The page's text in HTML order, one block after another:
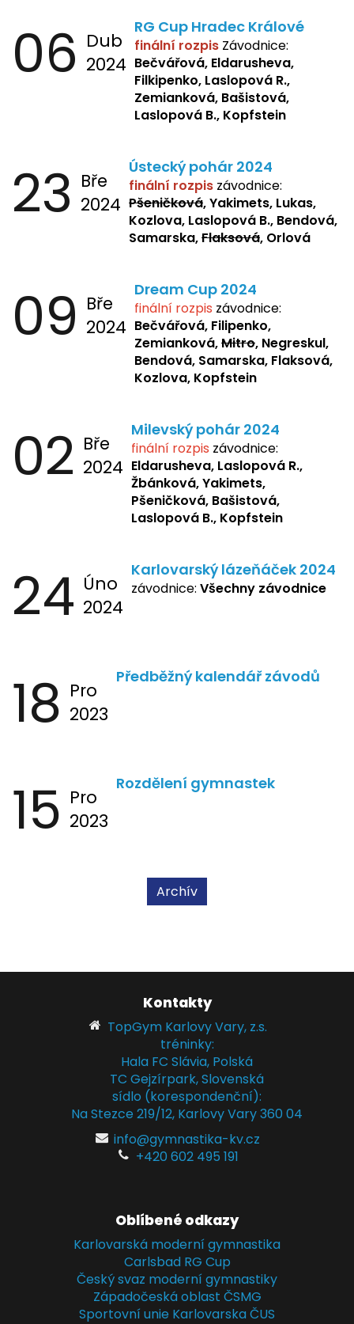
06 Dub
2024
RG Cup Hradec Králové
finální rozpis Závodnice:
Bečvářová, Eldarusheva,
Filkipenko, Laslopová R.,
Zemianková, Bašistová,
Laslopová B., Kopfstein
23 Bře
2024
Ústecký pohár 2024
finální rozpis závodnice:
Pšeničková, Yakimets, Lukas,
Kozlova, Laslopová B., Bendová,
Samarska,Flaksová, Orlová
09 Bře
2024
Dream Cup 2024
finální rozpis závodnice:
Bečvářová, Filipenko,
Zemianková,Mitro, Negreskul,
Bendová, Samarska, Flaksová,
Kozlova, Kopfstein
02 Bře
2024
Milevský pohár 2024
finální rozpis závodnice:
Eldarusheva, Laslopová R.,
Žbánková, Yakimets,
Pšeničková, Bašistová,
Laslopová B., Kopfstein
24 Úno
2024
Karlovarský lázeňáček 2024
závodnice: Všechny závodnice
18 Pro
2023
Předběžný kalendář závodů
15 Pro
2023
Rozdělení gymnastek
Archív
Kontakty
TopGym Karlovy Vary, z.s.
tréninky:
Hala FC Slávia, Polská
TC Gejzírpark, Slovenská
sídlo (korespondenční):
Na Stezce 219/12, Karlovy Vary 360 04
info@gymnastika-kv.cz
+420 602 495 191
Oblíbené odkazy
Karlovarská moderní gymnastika
Carlsbad RG Cup
Český svaz moderní gymnastiky
Západočeská oblast ČSMG
Sportovní unie Karlovarska ČUS